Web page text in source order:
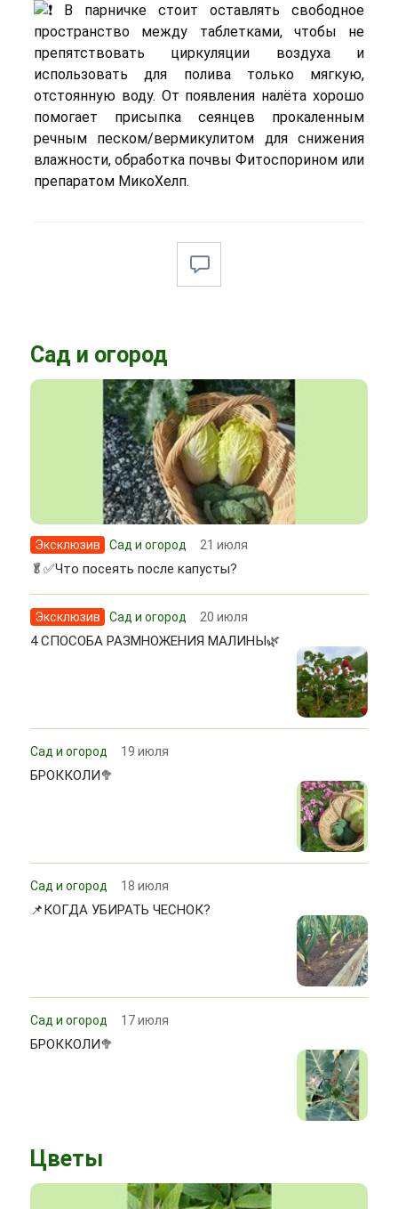
В парничке стоит оставлять свободное
пространство между таблетками, чтобы не
препятствовать циркуляции воздуха и
использовать для полива только мягкую,
отстоянную воду. От появления налёта хорошо
помогает присыпка сеянцев прокаленным
речным песком/вермикулитом для снижения
влажности, обработка почвы Фитоспорином или
препаратом МикоХелп.
Сад и огород
Эксклюзив Сад и огород 21 июля
🥬✅Что посеять после капусты?
Эксклюзив Сад и огород 20 июля
4 СПОСОБА РАЗМНОЖЕНИЯ МАЛИНЫ🌿
Сад и огород 19 июля
БРОККОЛИ🥦
Сад и огород 18 июля
📌КОГДА УБИРАТЬ ЧЕСНОК?
Сад и огород 17 июля
БРОККОЛИ🥦
Цветы